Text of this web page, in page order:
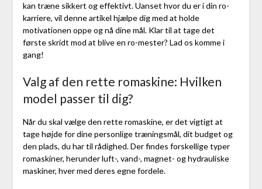
kan træne sikkert og effektivt. Uanset hvor du er i din ro-
karriere, vil denne artikel hjælpe dig med at holde
motivationen oppe og nå dine mål. Klar til at tage det
første skridt mod at blive en ro-mester? Lad os komme i
gang!
Valg af den rette romaskine: Hvilken
model passer til dig?
Når du skal vælge den rette romaskine, er det vigtigt at
tage højde for dine personlige træningsmål, dit budget og
den plads, du har til rådighed. Der findes forskellige typer
romaskiner, herunder luft-, vand-, magnet- og hydrauliske
maskiner, hver med deres egne fordele.